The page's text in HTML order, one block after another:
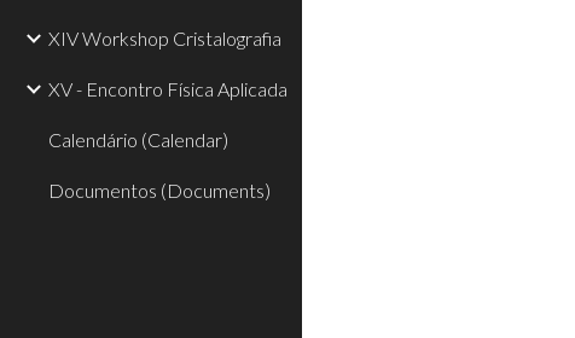
XIV Workshop Cristalografia
XV - Encontro Física Aplicada
Calendário (Calendar)
Documentos (Documents)